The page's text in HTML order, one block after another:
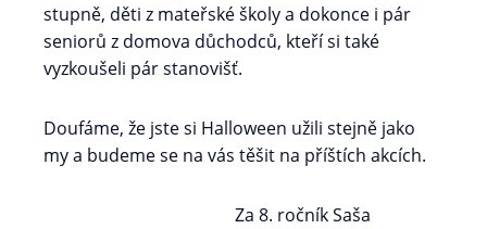
stupně, děti z mateřské školy a dokonce i pár
seniorů z domova důchodců, kteří si také
vyzkoušeli pár stanovišť.
Doufáme, že jste si Halloween užili stejně jako
my a budeme se na vás těšit na příštích akcích.
Za 8. ročník Saša